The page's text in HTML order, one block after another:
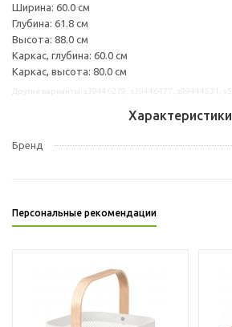
Ширина: 60.0 см
Глубина: 61.8 см
Высота: 88.0 см
Каркас, глубина: 60.0 см
Каркас, высота: 80.0 см
Характеристики
Бренд
Персональные рекомендации